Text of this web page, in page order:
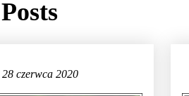
28 czerwca 2020